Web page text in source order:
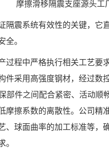
摩擦滑移隔震支座源头工
隔震系统有效性的关键，它
全。
过程中严格执行相关工艺要
件采用高强度钢材，经过数
部件之间配合紧密、活动顺
摩擦系数的离散性。公司精
、球面曲率的加工标准等，
。